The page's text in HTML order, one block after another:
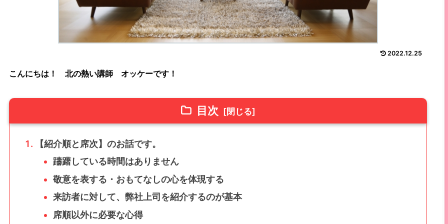
2022.12.25
こんにちは！ 北の熱い講師 オッケーです！
目次
【紹介順と席次】のお話です。
躊躇している時間はありません
敬意を表する・おもてなしの心を体現する
来訪者に対して、弊社上司を紹介するのが基本
席順以外に必要な心得